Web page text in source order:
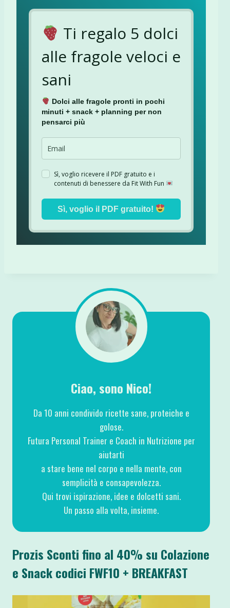
Ti regalo 5 dolci
alle fragole veloci e
sani
Dolci alle fragole pronti in pochi
minuti + snack + planning per non
pensarci più
Sì, voglio ricevere il PDF gratuito e i
contenuti di benessere da Fit With Fun
Sì, voglio il PDF gratuito!
Ciao, sono Nico!
Da 10 anni condivido ricette sane, proteiche e
golose.
Futura Personal Trainer e Coach in Nutrizione per
aiutarti
a stare bene nel corpo e nella mente, con
semplicità e consapevolezza.
Qui trovi ispirazione, idee e dolcetti sani.
Un passo alla volta, insieme.
Prozis Sconti fino al 40% su Colazione
e Snack codici FWF10 + BREAKFAST